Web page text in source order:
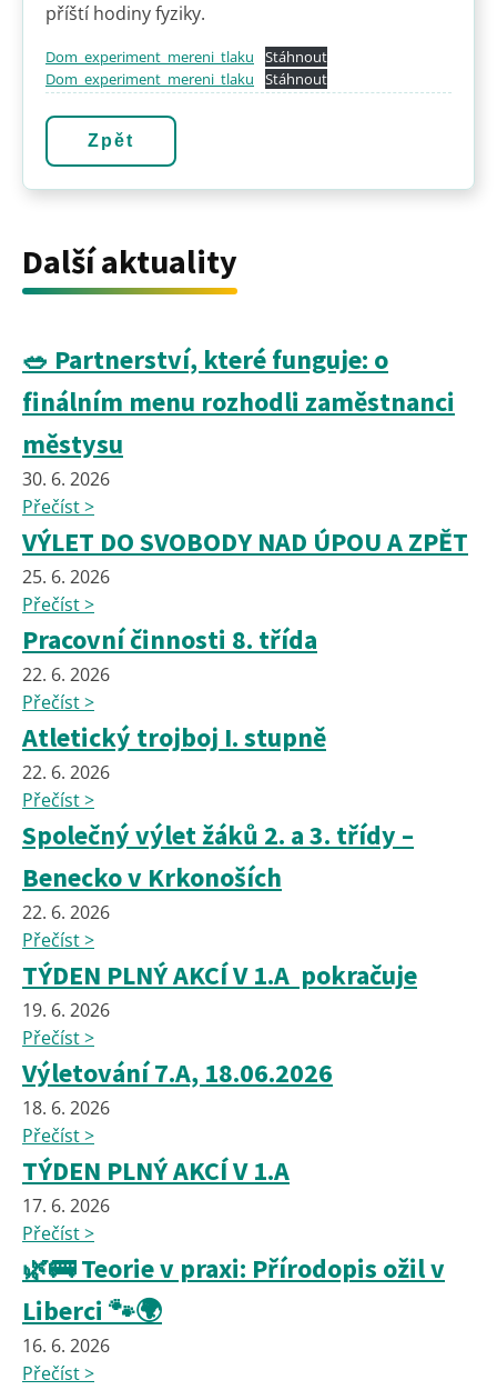
příští hodiny fyziky.
Dom_experiment_mereni_tlaku
Stáhnout
Dom_experiment_mereni_tlaku
Stáhnout
Zpět
Další aktuality
🥗 Partnerství, které funguje: o
finálním menu rozhodli zaměstnanci
městysu
30. 6. 2026
Přečíst >
VÝLET DO SVOBODY NAD ÚPOU A ZPĚT
25. 6. 2026
Přečíst >
Pracovní činnosti 8. třída
22. 6. 2026
Přečíst >
Atletický trojboj I. stupně
22. 6. 2026
Přečíst >
Společný výlet žáků 2. a 3. třídy –
Benecko v Krkonoších
22. 6. 2026
Přečíst >
TÝDEN PLNÝ AKCÍ V 1.A pokračuje
19. 6. 2026
Přečíst >
Výletování 7.A, 18.06.2026
18. 6. 2026
Přečíst >
TÝDEN PLNÝ AKCÍ V 1.A
17. 6. 2026
Přečíst >
🌿🚌 Teorie v praxi: Přírodopis ožil v
Liberci 🐾🌍
16. 6. 2026
Přečíst >